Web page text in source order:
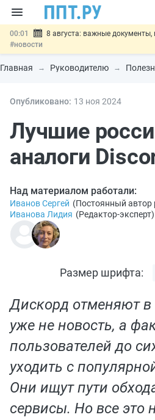
00:01
8 августа: важные документы,
#новости
07.08 Подписан закон о блокировке
«Честный знак»#новости
07.08 Госпошлину за устранение
07.08
Разработают единые
отношений
#новости
Главная Руководителю
Опубликовано: 13 ноя 2024
Лучшие
аналоги
Над материалом работали:
Иванов Сергей (Постоянный автор
Иванова Лидия (Редактор-эксперт)
Размер шрифта:
Дискорд отменяют в
уже не новость, а
пользователей до
уходить с
Они ищут пути
сервисы. Но все это